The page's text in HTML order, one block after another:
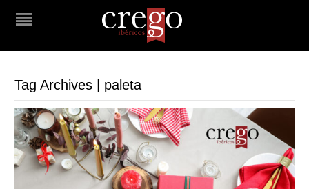
Tag Archives | paleta